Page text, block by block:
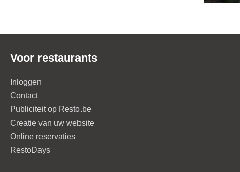
Voor restaurants
Inloggen
Contact
Publiciteit op Resto.be
Creatie van uw website
Online reservaties
RestoDays